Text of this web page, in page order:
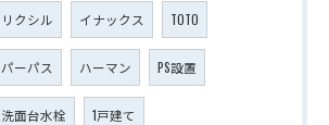
リクシル イナックス TOTO
パーパス ハーマン PS設置
洗面台水栓 1戸建て